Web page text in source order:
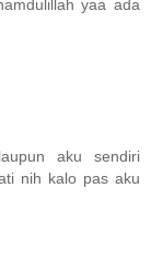
yaa ada
aku sendiri
nih kalo pas aku